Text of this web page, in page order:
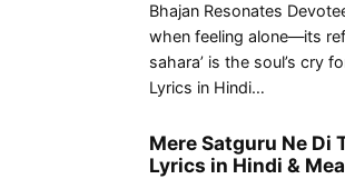
Bhajan Resonates
when feeling alone—its
sahara’ is the soul’s cry
Lyrics in Hindi…
Mere Satguru Ne Di
Lyrics in Hindi &